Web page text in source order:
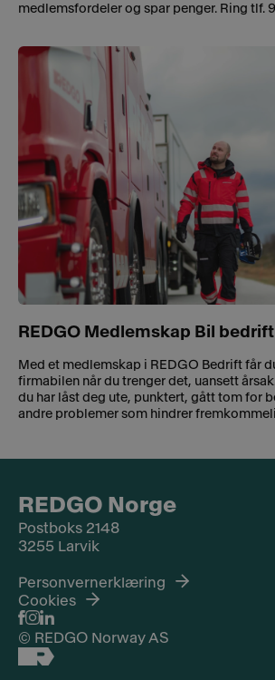
medlemsfordeler og spar penger. Ring tlf.
REDGO Medlemskap Bil bedrift
Med et medlemskap i REDGO Bedrift får
firmabilen når du trenger det, uansett
du har låst deg ute, punktert, gått tom for
andre problemer som hindrer
REDGO Norge
Postboks 2148
3255 Larvik
© REDGO Norway AS
Personvernerklæring
Cookies